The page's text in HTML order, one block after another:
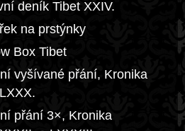
deník Tibet XXIV.
na prstýnky
Box Tibet
vyšívané přání, Kronika
přání 3×, Kronika